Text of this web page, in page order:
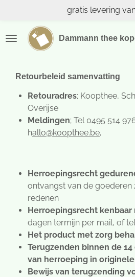
naar
gratis levering
Retourbeleid samenvatting
Retouradres; Koopthee,
Overijse
Meldingen; Tel 0495 514
hallo@koopthee.be,
Herroepingsrecht
ontvangst van de
redenen
Herroepingsrecht kenbaar
dagen termijn per mail, of
Het product met zorg
Terugzenden binnen de
van herroeping in
Bewijs van terugzending